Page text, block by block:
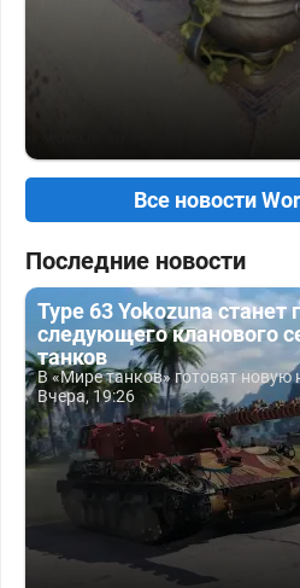
Все новости
Последние новости
Type 63 Yokozuna станет
следующего кланового
танков
В «Мире танков» готовят новую
Вчера, 19:26